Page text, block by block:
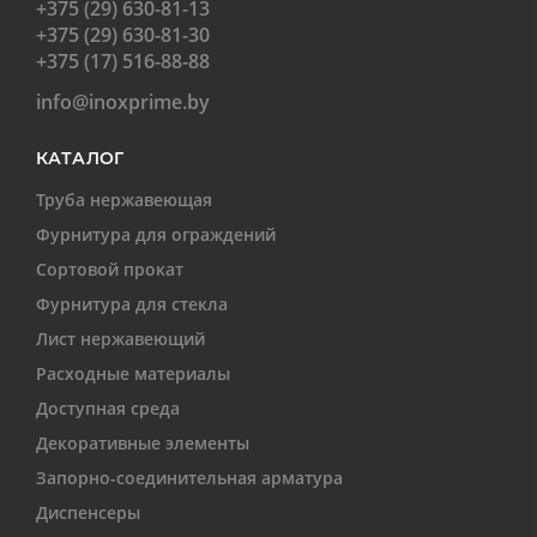
+375 (29) 630-81-13
+375 (29) 630-81-30
+375 (17) 516-88-88
info@inoxprime.by
КАТАЛОГ
Труба нержавеющая
Фурнитура для ограждений
Сортовой прокат
Фурнитура для стекла
Лист нержавеющий
Расходные материалы
Доступная среда
Декоративные элементы
Запорно-соединительная арматура
Диспенсеры